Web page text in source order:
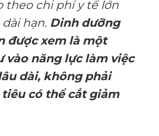
theo chi phí y tế lớn
hạn. Dinh dưỡng
được xem là một
vào năng lực làm việc
dài, không phải
có thể cắt giảm